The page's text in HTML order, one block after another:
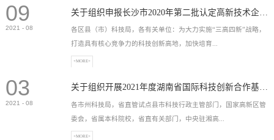
）奖等，最高奖励2...
09
2021 - 08
各区县（市）科技局，各有关单位：为大力实施“三高四新”战略，
打造具有核心竞争力的科技创新高地，加快培育...
高新技术企业，充分...
+MORE+
03
2021 - 08
关于组织开展2021年度湖南省国际科技创新合作基地申报工作的通知
各市州科技局，省直管试点县市科技行政主管部门，国家高新区管
委会，省属本科院校，省直有关部门，中央驻湘高...
+MORE+